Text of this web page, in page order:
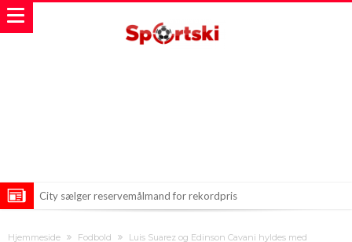
City sælger reservemålmand for rekordpris
Hjemmeside Fodbold
Luis Suarez og Edinson Cavani hyldes med